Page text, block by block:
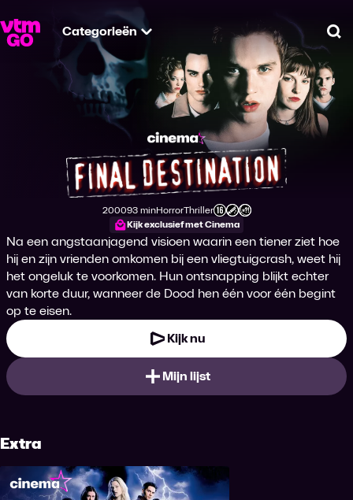
Categorieën
Final Destination
Productiejaar
2000
Tijdsduur
93 min
Genre
Horror
Genre
Thriller
Leeftijdsclassificatie
Kijk exclusief met Cinema
Na een angstaanjagend visioen waarin een tiener ziet hoe
hij en zijn vrienden omkomen bij een vliegtuigcrash, weet hij
het ongeluk te voorkomen. Hun ontsnapping blijkt echter
van korte duur, wanneer de Dood hen één voor één begint
op te eisen.
Kijk nu
Mijn lijst
Extra